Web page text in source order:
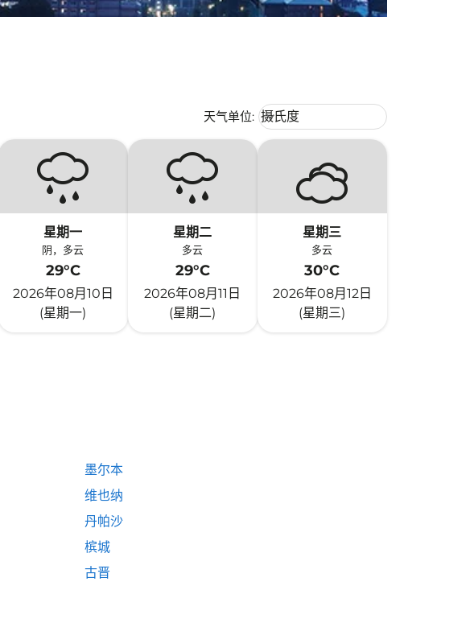
天气单位: Weather unit option 摄氏度
摄氏度
keyboard_arrow_down
星期一
阴，多云
29°C
2026年08月10日
(星期一)
星期二
多云
29°C
2026年08月11日
(星期二)
星期三
多云
30°C
2026年08月12日
(星期三)
墨尔本
维也纳
丹帕沙
槟城
古晋